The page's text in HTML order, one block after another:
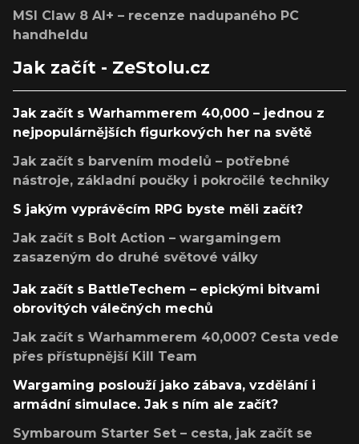
MSI Claw 8 AI+ – recenze nadupaného PC
handheldu
Jak začít - ZeStolu.cz
Jak začít s Warhammerem 40,000 – jednou z
nejpopulárnějších figurkových her na světě
Jak začít s barvením modelů – potřebné
nástroje, základní poučky i pokročilé techniky
S jakým vyprávěcím RPG byste měli začít?
Jak začít s Bolt Action – wargamingem
zasazeným do druhé světové války
Jak začít s BattleTechem – epickými bitvami
obrovitých válečných mechů
Jak začít s Warhammerem 40,000? Cesta vede
přes přístupnější Kill Team
Wargaming poslouží jako zábava, vzdělání i
armádní simulace. Jak s ním ale začít?
Symbaroum Starter Set – cesta, jak začít se